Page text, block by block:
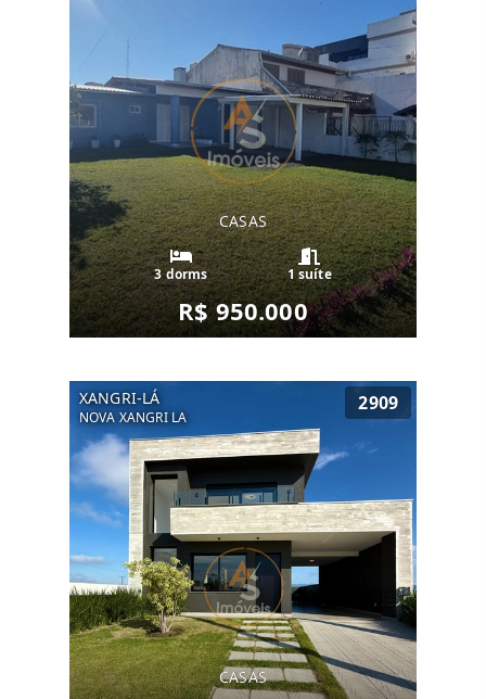
CASAS
3 dorms 1 suíte
R$ 950.000
XANGRI-LÁ
NOVA XANGRI LA
2909
CASAS